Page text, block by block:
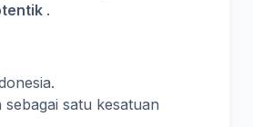
.
satu kesatuan